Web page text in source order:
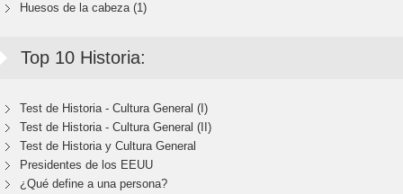
Huesos de la cabeza (1)
Top 10 Historia:
Test de Historia - Cultura General (I)
Test de Historia - Cultura General (II)
Test de Historia y Cultura General
Presidentes de los EEUU
¿Qué define a una persona?